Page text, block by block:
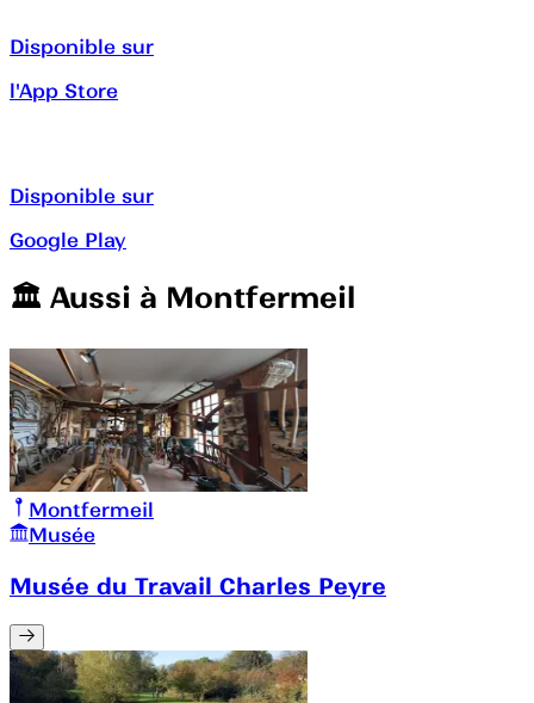
Disponible sur
l'App Store
Disponible sur
Google Play
🏛️️ Aussi à Montfermeil
Montfermeil
Musée
Musée du Travail Charles Peyre